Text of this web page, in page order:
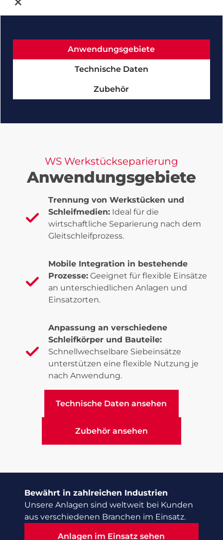
Anwendungsgebiete
Technische Daten
Zubehör
WS Werkstück­separierung
Anwendungsgebiete
Trennung von Werkstücken und
Schleifmedien:Ideal für die
wirtschaftliche Separierung nach dem
Gleitschleifprozess.
Mobile Integration in bestehende
Prozesse:Geeignet für flexible Einsätze
an unterschiedlichen Anlagen und
Einsatzorten.
Anpassung an verschiedene
Schleifkörper und Bauteile:
Schnellwechselbare Siebeinsätze
unterstützen eine flexible Nutzung je
nach Anwendung.
Technische Daten ansehen
Technische Daten ansehen
Zubehör ansehen
Zubehör ansehen
Bewährt in zahlreichen Industrien
Unsere Anlagen sind weltweit bei Kunden
aus verschiedenen Branchen im Einsatz.
Anlagen im Einsatz sehen